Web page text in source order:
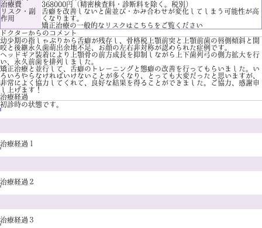
治療費
368000円（精密検査料・診断料を除く。税別）
リスク・副
作用
舌癖を改善しないと歯並び・かみ合わせが変化してしまう可能性が高
くなります。
矯正治療の一般的なリスクは こちら をご覧ください
ドクターからのコメント
幼少期の指しゃぶりから舌癖が残存し、骨格税上顎前突と上顎前歯の唇側傾斜と開
咬と後継永久歯萌出余地不足、お顔の左右非対称が認められた症例です。
ヘッドギア装着により上顎骨の前方成長を抑制しながら上下歯列弓の側方拡大を行
い、永久前歯を排列しました。
矯正治療と並行して、舌癖のトレーニングと態癖の改善を行ってもらいました。い
ろいろやらなければいけないことが多くなり、とっても大変だったと思いますが、
非常によく協力してくれて、良好な結果を得ることができました。ご協力、感謝申
し上げます！
治療経過
初診時の状態です。
治療経過１
治療経過２
治療経過３